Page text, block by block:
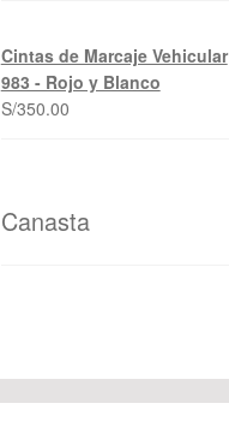
Cintas de Marcaje Vehicular
983 - Rojo y Blanco
S/350.00
Canasta